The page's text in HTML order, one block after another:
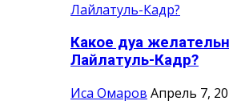
Какое дуа
Лайлатуль-Кадр?
Иса Омаров Апрель 7,